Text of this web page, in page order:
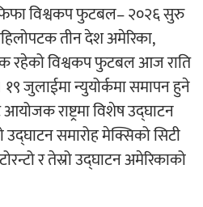
अफिस’ को परिचर्चा सम्पन्न
विश्वकप फुटबल– २०२६ सुरु
तीन देश अमेरिका,
रहेको विश्वकप फुटबल आज राति
जुलाईमा न्युयोर्कमा समापन हुने
राष्ट्रमा विशेष उद्घाटन
समारोह मेक्सिको सिटी
र तेस्रो उद्घाटन अमेरिकाको